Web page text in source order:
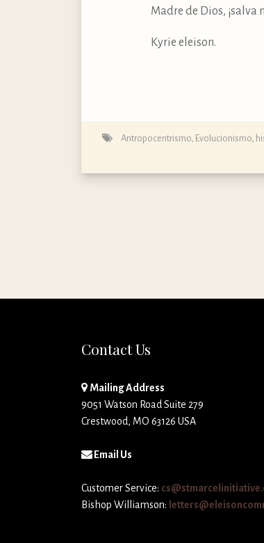
Madre de Dios, ¡salva
Kyrie eleison.
Antropocentrismo Evolucionismo
Contact Us
Mailing Address
9051 Watson Road Suite 279
Crestwood, MO 63126 USA
Email Us
Customer Service:
Bishop Williamson: